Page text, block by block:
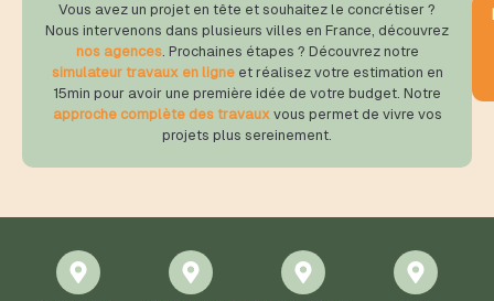
Vous avez un projet en tête et souhaitez le concrétiser ?
Nous intervenons dans plusieurs villes en France, découvrez
nos agences. Prochaines étapes ? Découvrez notre
simulateur travaux en ligneet réalisez votre estimation en
15min pour avoir une première idée de votre budget. Notre
approche complète des travauxvous permet de vivre vos
projets plus sereinement.